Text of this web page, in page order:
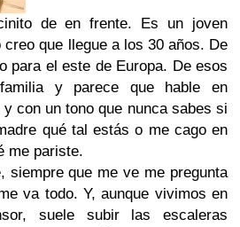
de en frente. Es un joven
que llegue a los 30 años. De
para el este de Europa. De esos
y parece que hable en
con un tono que nunca sabes si
qué tal estás o me cago en
me pariste.
siempre que me ve me pregunta
va todo. Y, aunque vivimos en
suele subir las escaleras